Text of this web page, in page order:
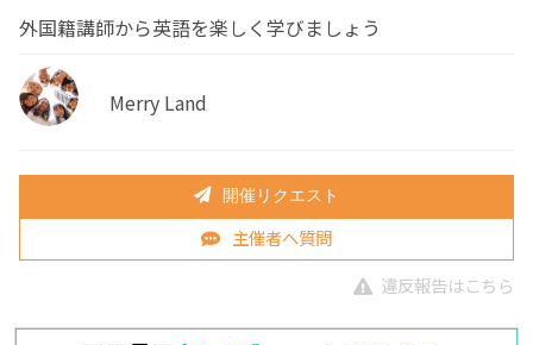
外国籍講師から英語を楽しく学びましょう
Merry Land
開催リクエスト
主催者へ質問
違反報告はこちら